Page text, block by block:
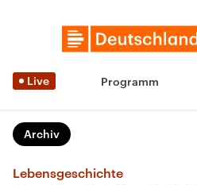
Live Programm
Archiv
Lebensgeschichte